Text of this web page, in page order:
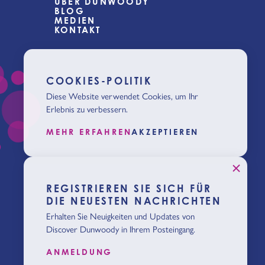
BLOG
MEDIEN
KONTAKT
COOKIES-POLITIK
Diese Website verwendet Cookies, um Ihr
Erlebnis zu verbessern.
MEHR ERFAHRENAKZEPTIEREN
REGISTRIEREN SIE SICH FÜR
DIE NEUESTEN NACHRICHTEN
Erhalten Sie Neuigkeiten und Updates von
Discover Dunwoody in Ihrem Posteingang.
ANMELDUNG